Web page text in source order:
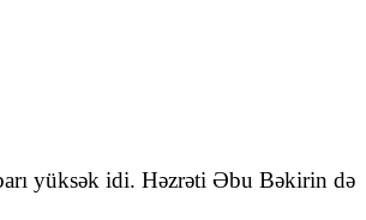
yüksək idi. Həzrəti Əbu Bəkirin də